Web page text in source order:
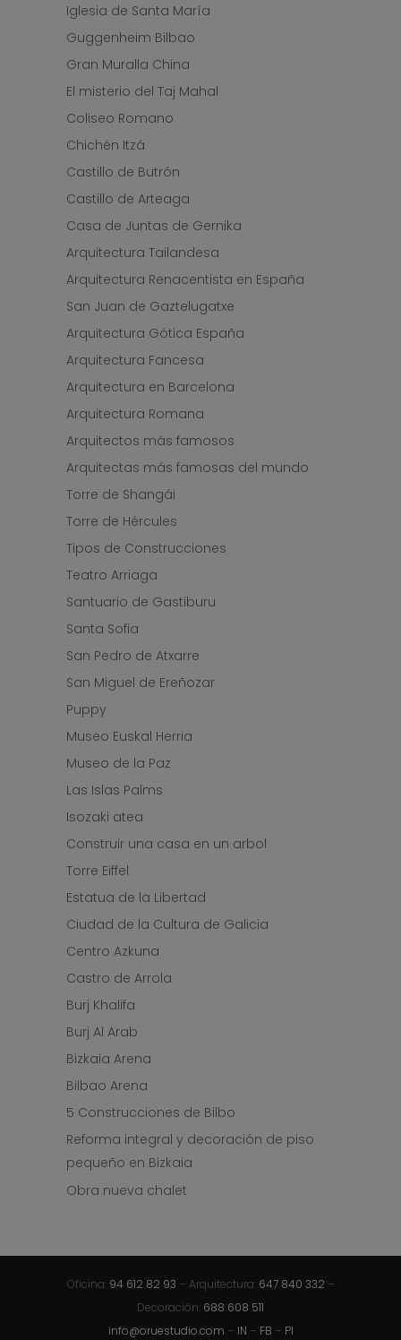
Iglesia de Santa María
Guggenheim Bilbao
Gran Muralla China
El misterio del Taj Mahal
Coliseo Romano
Chichén Itzá
Castillo de Butrón
Castillo de Arteaga
Casa de Juntas de Gernika
Arquitectura Tailandesa
Arquitectura Renacentista en España
San Juan de Gaztelugatxe
Arquitectura Gótica España
Arquitectura Fancesa
Arquitectura en Barcelona
Arquitectura Romana
Arquitectos más famosos
Arquitectas más famosas del mundo
Torre de Shangái
Torre de Hércules
Tipos de Construcciones
Teatro Arriaga
Santuario de Gastiburu
Santa Sofia
San Pedro de Atxarre
San Miguel de Ereñozar
Puppy
Museo Euskal Herria
Museo de la Paz
Las Islas Palms
Isozaki atea
Construir una casa en un arbol
Torre Eiffel
Estatua de la Libertad
Ciudad de la Cultura de Galicia
Centro Azkuna
Castro de Arrola
Burj Khalifa
Burj Al Arab
Bizkaia Arena
Bilbao Arena
5 Construcciones de Bilbo
Reforma integral y decoración de piso
pequeño en Bizkaia
Obra nueva chalet
Oficina: 94 612 82 93 – Arquitectura: 647 840 332 –
Decoración: 688 608 511
info@oruestudio.com – IN – FB – PI